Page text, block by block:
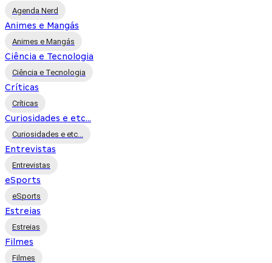
Agenda Nerd
Animes e Mangás
Animes e Mangás
Ciência e Tecnologia
Ciência e Tecnologia
Críticas
Críticas
Curiosidades e etc...
Curiosidades e etc...
Entrevistas
Entrevistas
eSports
eSports
Estreias
Estreias
Filmes
Filmes